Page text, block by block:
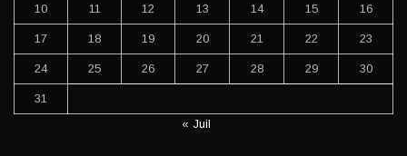
10 11 12 13 14 15 16
17 18 19 20 21 22 23
24 25 26 27 28 29 30
31
« Juil